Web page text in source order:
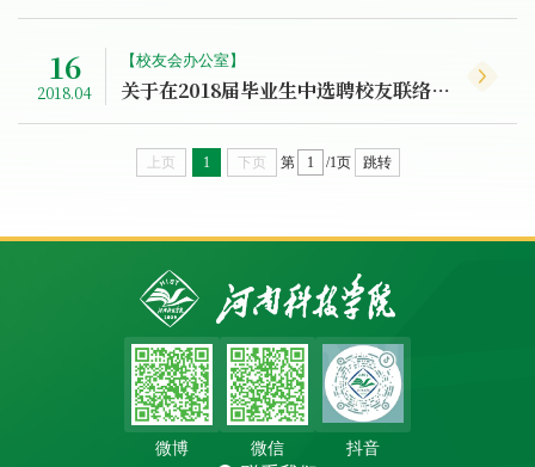
16
2018.04
【校友会办公室】
关于在2018届毕业生中选聘校友联络员的通知
上页 1 下页 第 /1页 跳转
微博 微信 抖音